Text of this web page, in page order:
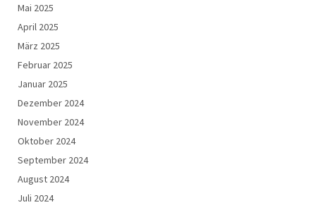
Mai 2025
April 2025
März 2025
Februar 2025
Januar 2025
Dezember 2024
November 2024
Oktober 2024
September 2024
August 2024
Juli 2024